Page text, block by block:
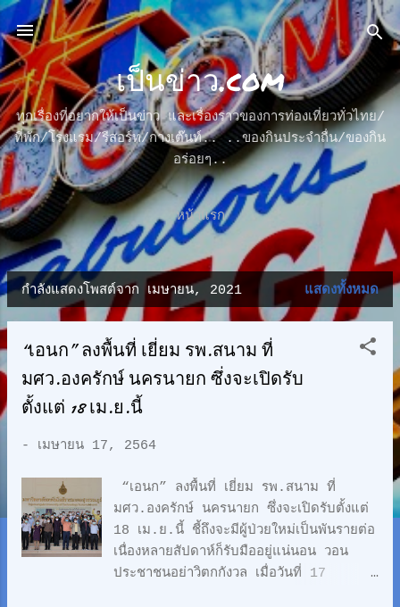
ข้ามไปที่เนื้อหาหลัก
เป็นข่าว.com
ทุกเรื่องที่อยากให้เป็นข่าว และเรื่องราวของการท่องเที่ยวทั่วไทย/
ที่พัก/โรงแรม/รีสอร์ท/กางเต๊นท์.. ..ของกินประจำถื่น/ของกิน
อร่อยๆ..
หน้าแรก
บ
กำลังแสดงโพสต์จาก เมษายน, 2021 แสดงทั้งหมด
“เอนก” ลงพื้นที่ เยี่ยม รพ.สนาม ที่
มศว.องครักษ์ นครนายก ซึ่งจะเปิดรับ
ตั้งแต่ 18 เม.ย.นี้
- เมษายน 17, 2564
“เอนก” ลงพื้นที่ เยี่ยม รพ.สนาม ที่
มศว.องครักษ์ นครนายก ซึ่งจะเปิดรับตั้งแต่
18 เม.ย.นี้ ชี้ถึงจะมีผู้ป่วยใหม่เป็นพันรายต่อ
เนื่องหลายสัปดาห์ก็รับมืออยู่แน่นอน วอน
ประชาชนอย่าวิตกกังวล เมื่อวันที่ 17